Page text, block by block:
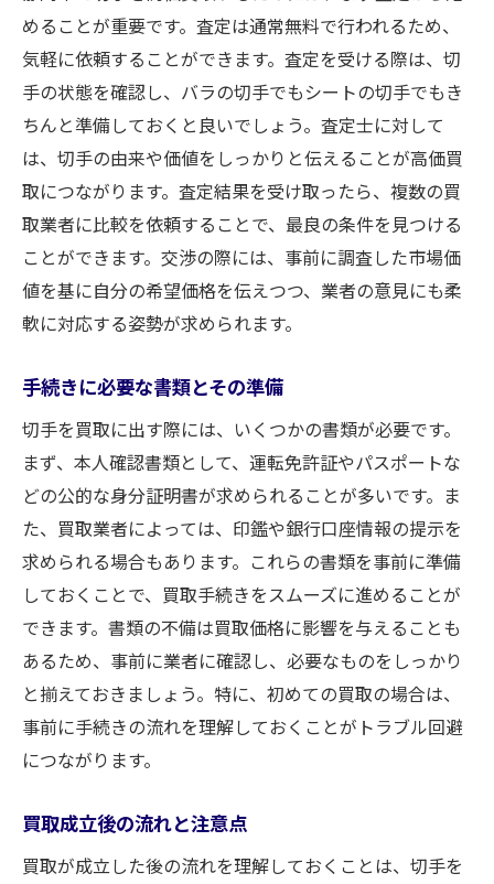
めることが重要です。査定は通常無料で行われるため、
気軽に依頼することができます。査定を受ける際は、切
手の状態を確認し、バラの切手でもシートの切手でもき
ちんと準備しておくと良いでしょう。査定士に対して
は、切手の由来や価値をしっかりと伝えることが高価買
取につながります。査定結果を受け取ったら、複数の買
取業者に比較を依頼することで、最良の条件を見つける
ことができます。交渉の際には、事前に調査した市場価
値を基に自分の希望価格を伝えつつ、業者の意見にも柔
軟に対応する姿勢が求められます。
手続きに必要な書類とその準備
切手を買取に出す際には、いくつかの書類が必要です。
まず、本人確認書類として、運転免許証やパスポートな
どの公的な身分証明書が求められることが多いです。ま
た、買取業者によっては、印鑑や銀行口座情報の提示を
求められる場合もあります。これらの書類を事前に準備
しておくことで、買取手続きをスムーズに進めることが
できます。書類の不備は買取価格に影響を与えることも
あるため、事前に業者に確認し、必要なものをしっかり
と揃えておきましょう。特に、初めての買取の場合は、
事前に手続きの流れを理解しておくことがトラブル回避
につながります。
買取成立後の流れと注意点
買取が成立した後の流れを理解しておくことは、切手を